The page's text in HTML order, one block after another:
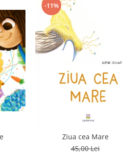
-11%
Ziua cea Mare
45,00 Lei